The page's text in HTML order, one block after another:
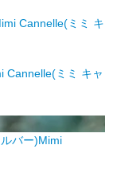
Cannelle(ミミ キ
Cannelle(ミミ キャ
バー)Mimi